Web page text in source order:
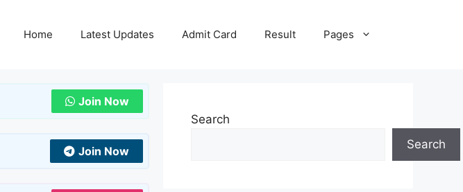
Home Latest Updates Admit Card Result Pages
Join Now
Join Now
Search
Search